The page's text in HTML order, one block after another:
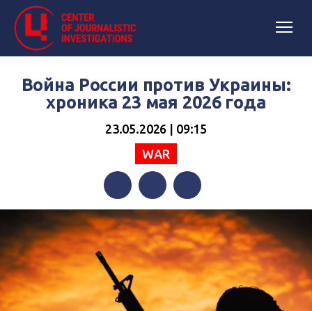
Война России против Украины:
хроника 23 мая 2026 года
23.05.2026 | 09:15
WAR
FacebookTwitterTelegram